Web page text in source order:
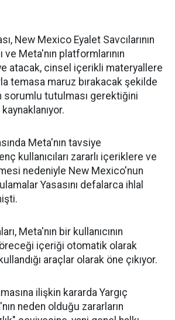
New Mexico Eyalet Savcılarının
ve Meta'nın platformlarının
atacak, cinsel içerikli materyallere
temasa maruz bırakacak şekilde
sorumlu tutulması gerektiğini
Meta'nın tavsiye
kullanıcıları zararlı içeriklere ve
nedeniyle New Mexico'nun
Yasasını defalarca ihlal
Meta'nın bir kullanıcının
içeriği otomatik olarak
araçlar olarak öne çıkıyor.
ilişkin kararda Yargıç
neden olduğu zararların